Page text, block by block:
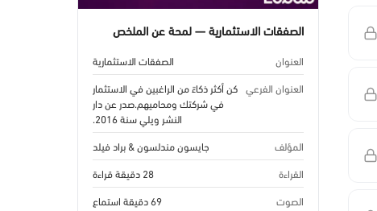
الصفقات الاستثمارية — لمحة عن الملخص
العنوان
الصفقات الاستثمارية
العنوان الفرعي كن أكثر ذكاءً من الراغبين في الاستثمار
في شركتك ومحاميهم.صدر عن دار
النشر ويلي سنة 2016.
المؤلف
جايسون مندلسون & براد فيلد
القراءة
28 دقيقة قراءة
الصوت
69 دقيقة استماع